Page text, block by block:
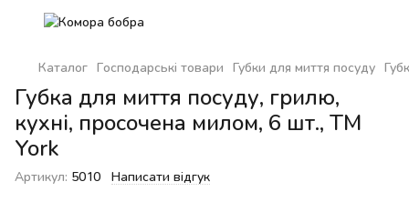
Каталог Господарські товари Губки для миття посуду
Губка для миття посуду, грилю,
кухні, просочена милом, 6 шт., ТМ
York
Артикул: 5010 Написати відгук